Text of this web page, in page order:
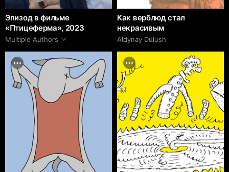
Эпизод в фильме
«Птицеферма», 2023
Multiple Authors
Как верблюд стал
некрасивым
Aldynay Dulush